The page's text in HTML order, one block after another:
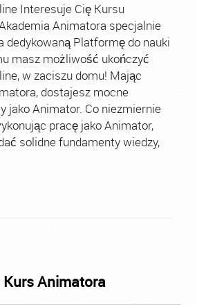
Interesuje Cię Kursu
Animatora specjalnie
dedykowaną Platformę do nauki
masz możliwość ukończyć
w zaciszu domu! Mając
dostajesz mocne
jako Animator. Co niezmiernie
pracę jako Animator,
solidne fundamenty wiedzy,
Animatora